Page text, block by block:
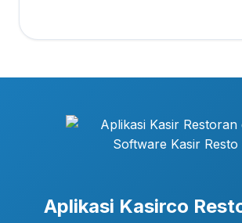
Aplikasi Kasirco